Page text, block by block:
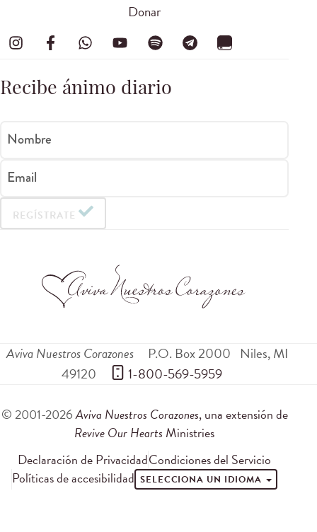
Donar
Recibe ánimo diario
Nombre
Email
REGÍSTRATE
Aviva Nuestros Corazones P.O. Box 2000 Niles,MI
49120
1-800-569-5959
© 2001-2026Aviva Nuestros Corazones, una extensión de
Revive Our Hearts Ministries
Declaración de PrivacidadCondiciones del Servicio
Políticas de accesibilidad SELECCIONA UN IDIOMA